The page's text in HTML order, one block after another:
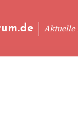
Aktuelle